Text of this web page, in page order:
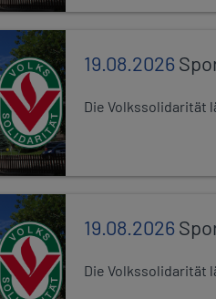
19.08.2026
Die Volkssolidarität
19.08.2026
Die Volkssolidarität